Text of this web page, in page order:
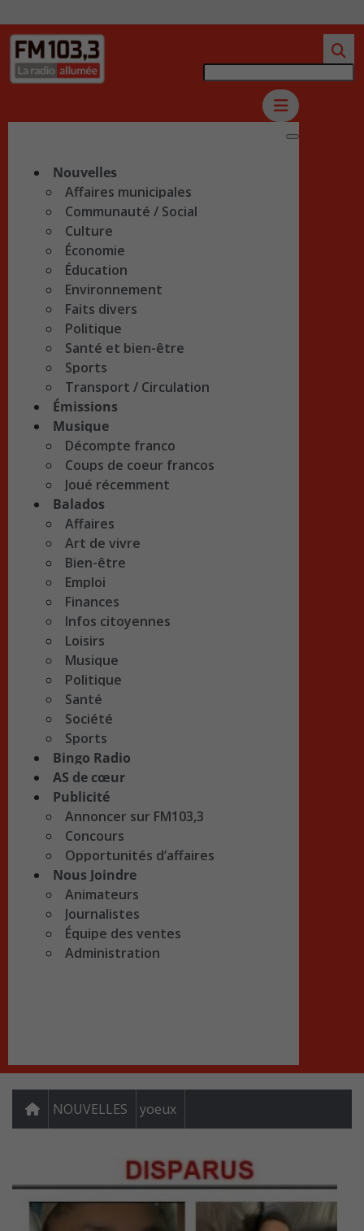
Nouvelles
Affaires municipales
Communauté / Social
Culture
Économie
Éducation
Environnement
Faits divers
Politique
Santé et bien-être
Sports
Transport / Circulation
Émissions
Musique
Décompte franco
Coups de coeur francos
Joué récemment
Balados
Affaires
Art de vivre
Bien-être
Emploi
Finances
Infos citoyennes
Loisirs
Musique
Politique
Santé
Société
Sports
Bingo Radio
AS de cœur
Publicité
Annoncer sur FM103,3
Concours
Opportunités d’affaires
Nous Joindre
Animateurs
Journalistes
Équipe des ventes
Administration
NOUVELLES yoeux